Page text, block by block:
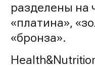
разделены на
«платина»,
«бронза».